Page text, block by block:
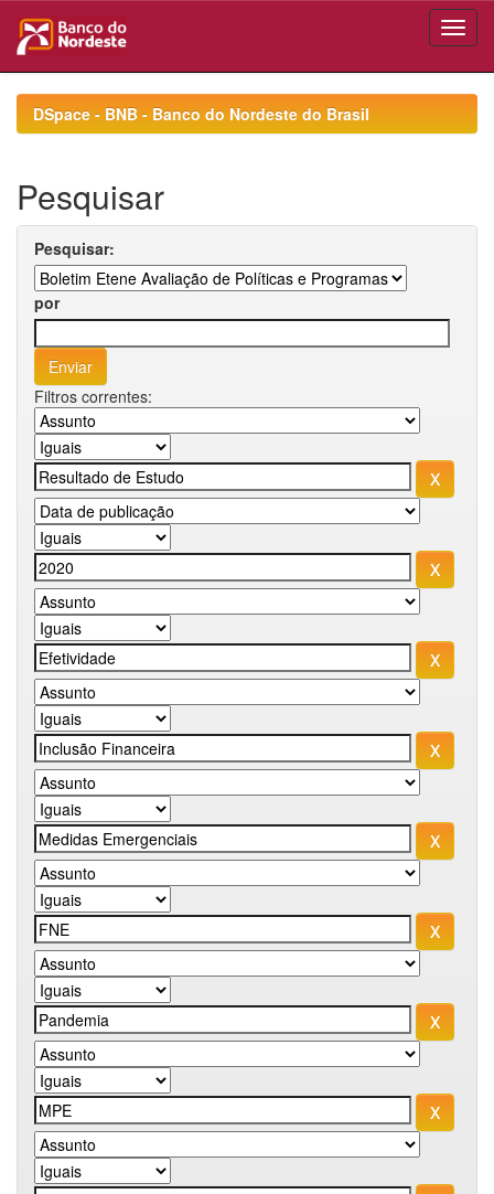
navigationDSpace - BNB - Banco do Nordeste do Brasil
Pesquisar
Pesquisar:
por
Filtros correntes: